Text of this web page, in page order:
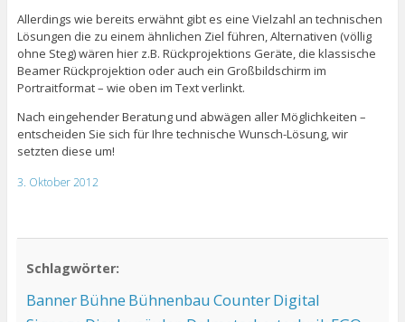
Allerdings wie bereits erwähnt gibt es eine Vielzahl an technischen
Lösungen die zu einem ähnlichen Ziel führen, Alternativen (völlig
ohne Steg) wären hier z.B. Rückprojektions Geräte, die klassische
Beamer Rückprojektion oder auch ein Großbildschirm im
Portraitformat – wie oben im Text verlinkt.
Nach eingehender Beratung und abwägen aller Möglichkeiten –
entscheiden Sie sich für Ihre technische Wunsch-Lösung, wir
setzten diese um!
3. Oktober 2012
Schlagwörter:
BannerBühne BühnenbauCounterDigital